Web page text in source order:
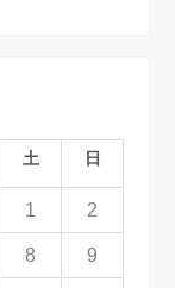
土 日
1 2
8 9